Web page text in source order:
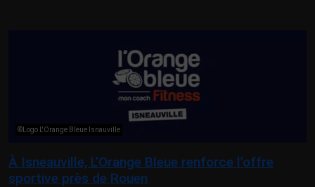
©Logo L'Orange Bleue Isnauville
À Isneauville, L’Orange Bleue renforce l’offre
sportive près de Rouen